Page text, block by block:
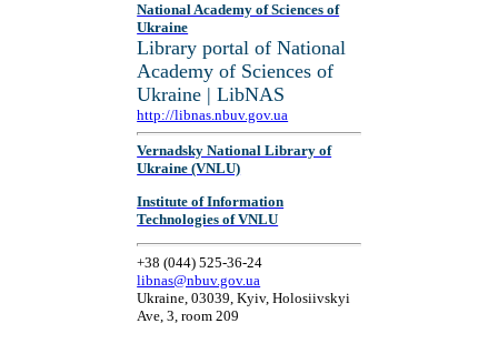
National Academy of Sciences of
Ukraine
Library portal of National
Academy of Sciences of
Ukraine | LibNAS
http://libnas.nbuv.gov.ua
Vernadsky National Library of
Ukraine (VNLU)
Institute of Information
Technologies of VNLU
+38 (044) 525-36-24
libnas@nbuv.gov.ua
Ukraine, 03039, Kyiv, Holosiivskyi
Ave, 3, room 209